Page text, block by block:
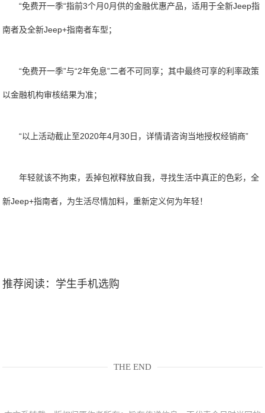
“免费开一季“指前3个月0月供的金融优惠产品，适用于全新Jeep指
南者及全新Jeep+指南者车型；
“免费开一季”与“2年免息”二者不可同享；其中最终可享的利率政策
以金融机构审核结果为准；
“以上活动截止至2020年4月30日，详情请咨询当地授权经销商”
年轻就该不拘束，丢掉包袱释放自我，寻找生活中真正的色彩，全
新Jeep+指南者，为生活尽情加料，重新定义何为年轻！
推荐阅读： 学生手机选购
THE END